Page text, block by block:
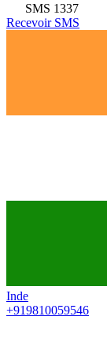
SMS 1337
Recevoir SMS
Inde
+919810059546